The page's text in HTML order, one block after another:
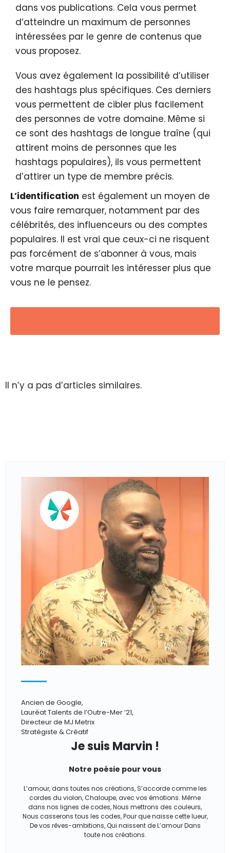
dans vos publications. Cela vous permet
d’atteindre un maximum de personnes
intéressées par le genre de contenus que
vous proposez.
Vous avez également la possibilité d’utiliser
des hashtags plus spécifiques. Ces derniers
vous permettent de cibler plus facilement
des personnes de votre domaine. Même si
ce sont des hashtags de longue traîne (qui
attirent moins de personnes que les
hashtags populaires), ils vous permettent
d’attirer un type de membre précis.
L’identification est également un moyen de
vous faire remarquer, notamment par des
célébrités, des influenceurs ou des comptes
populaires. Il est vrai que ceux-ci ne risquent
pas forcément de s’abonner à vous, mais
votre marque pourrait les intéresser plus que
vous ne le pensez.
Il n’y a pas d’articles similaires.
Ancien de Google,
Lauréat Talents de l’Outre-Mer ’21,
Directeur de MJ Metrix
Stratégiste & Créatif
Je suis Marvin !
Notre poésie pour vous
L’amour, dans toutes nos créations, S’accorde comme les
cordes du violon, Chaloupe, avec vos émotions. Même
dans nos lignes de codes, Nous mettrons des couleurs,
Nous casserons tous les codes, Pour que naisse cette lueur,
De vos rêves-ambitions, Qui naissent de L’amour Dans
toute nos créations.